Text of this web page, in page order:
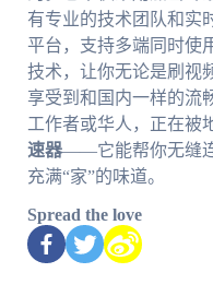
有专业的技术团队和实
平台，支持多端同时使
技术，让你无论是刷视
享受到和国内一样的流
工作者或华人，正在被
速器——它能帮你无缝
充满“家”的味道。
Spread the love